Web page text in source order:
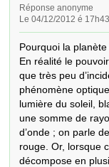
Réponse anonyme
Le 04/12/2012 é 17h43
Pourquoi la
En réalité le
que très peu
phénomène
lumière du soleil,
une somme de
d’onde ; on parle
rouge. Or, lorsque
décompose en